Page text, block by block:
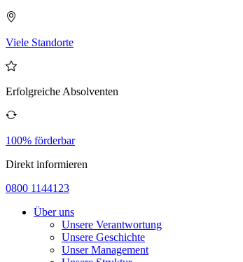
Viele Standorte
Erfolgreiche Absolventen
100% förderbar
Direkt informieren
0800 1144123
Über uns
Unsere Verantwortung
Unsere Geschichte
Unser Management